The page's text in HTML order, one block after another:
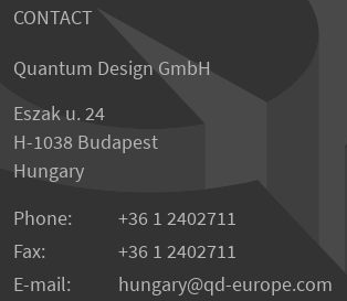
CONTACT
Quantum Design GmbH
Eszak u. 24
H-1038 Budapest
Hungary
Phone:
+36 1 2402711
Fax:
+36 1 2402711
E-mail:
hungary@qd-europe.com